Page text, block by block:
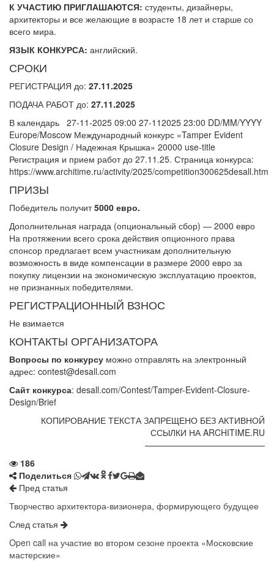
К УЧАСТИЮ ПРИГЛАШАЮТСЯ: студенты, дизайнеры,
архитекторы и все желающие в возрасте 18 лет и старше со
всего мира.
ЯЗЫК КОНКУРСА: английский.
СРОКИ
РЕГИСТРАЦИЯ до: 27.11.2025
ПОДАЧА РАБОТ до: 27.11.2025
В календарь 27-11-2025 09:00 27-112025 23:00 DD/MM/YYYY
Europe/Moscow Международный конкурс «Tamper Evident
Closure Design / Надежная Крышка» 20000 use-title
Регистрация и прием работ до 27.11.25. Страница конкурса:
https://www.architime.ru/activity/2025/competition300625desall.htm
ПРИЗЫ
Победитель получит5000 евро.
Дополнительная награда (опциональный сбор) — 2000 евро
На протяжении всего срока действия опционного права
спонсор предлагает всем участникам дополнительную
возможность в виде компенсации в размере 2000 евро за
покупку лицензии на экономическую эксплуатацию проектов,
не признанных победителями.
РЕГИСТРАЦИОННЫЙ ВЗНОС
Не взимается
КОНТАКТЫ ОРГАНИЗАТОРА
Вопросы по конкурсу можно отправлять на электронный
адрес: contest@desall.com
Сайт конкурса: desall.com/Contest/Tamper-Evident-Closure-
Design/Brief
КОПИРОВАНИЕ ТЕКСТА ЗАПРЕЩЕНО БЕЗ АКТИВНОЙ
ССЫЛКИ НА ARCHITIME.RU
——————————————
186
Поделиться
Пред статья
Творчество архитектора-визионера, формирующего будущее
След статья
Open call на участие во втором сезоне проекта «Московские
мастерские»